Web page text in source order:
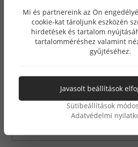
Bontempi Linda Bárszék
114.700.-Ft.-tól
Mi és partnereink az Ön
cookie-kat tároljunk eszközén
hirdetések és tartalom
tartalomméréshez valamint
gyűjtéséhez.
Javasolt beállítások
Sütibeállítások
Adatvédelmi